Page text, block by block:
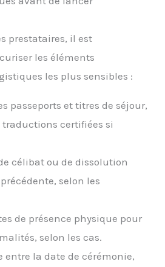
prestataires, il est
les éléments
les plus sensibles :
passeports et titres de séjour,
certifiées si
célibat ou de dissolution
selon les
de présence physique pour
selon les cas.
entre la date de cérémonie,